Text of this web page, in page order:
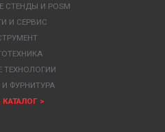
И POSM
И СЕРВИС
ТЕХНОЛОГИИ
И ФУРНИТУРА
КАТАЛОГ >